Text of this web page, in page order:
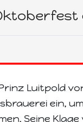
Luitpold
ein,
Seine